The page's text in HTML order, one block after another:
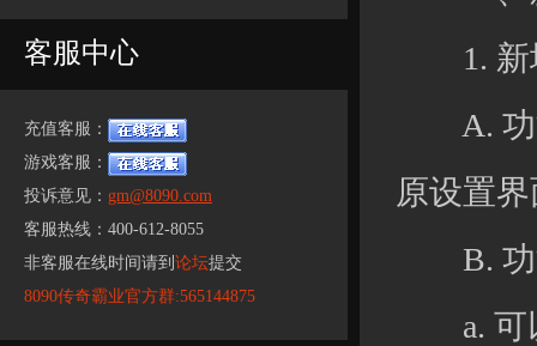
客服中心
充值客服：
游戏客服：
投诉意见： gm@8090.com
客服热线：400-612-8055
非客服在线时间请到 论坛提交
8090传奇霸业官方群:565144875
1. 新
A. 功能
原设置
B. 功
a. 可以